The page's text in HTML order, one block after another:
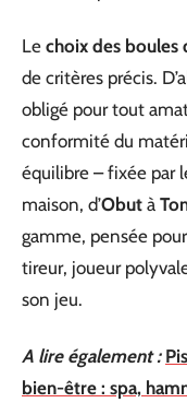
Le choix des boules
de critères précis.
obligé pour tout
conformité du
équilibre – fixée par
maison, d’Obut à
gamme, pensée
tireur, joueur
son jeu.
A lire également :
bien-être : spa,